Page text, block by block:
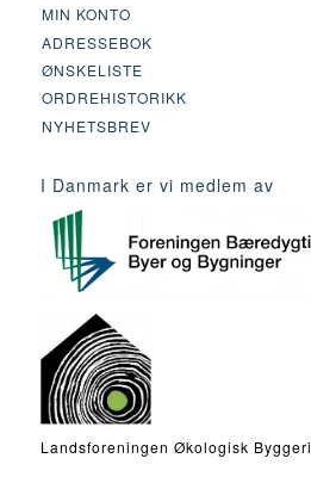
MIN KONTO
ADRESSEBOK
ØNSKELISTE
ORDREHISTORIKK
NYHETSBREV
I Danmark er vi medlem av
Landsforeningen Økologisk Byggeri